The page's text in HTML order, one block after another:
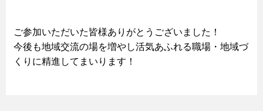
ご参加いただいた皆様ありがとうございました！
今後も地域交流の場を増やし活気あふれる職場・地域づ
くりに精進してまいります！